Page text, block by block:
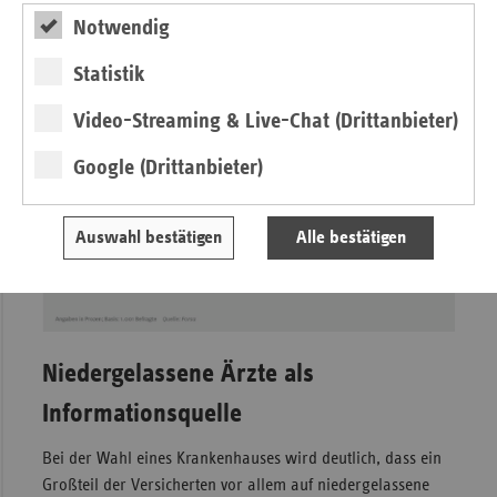
Notwendig
Statistik
Video-Streaming & Live-Chat (Drittanbieter)
Google (Drittanbieter)
Auswahl bestätigen Alle bestätigen
also in der Bevölkerung als Problem wahrgenommen.
Niedergelassene Ärzte als
Informationsquelle
Bei der Wahl eines Krankenhauses wird deutlich, dass ein
Großteil der Versicherten vor allem auf niedergelassene